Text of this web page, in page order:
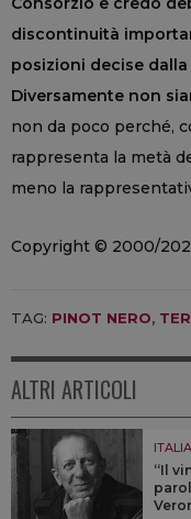
discontinuità
posizioni decise
Diversamente non
non da poco perché,
rappresenta la metà
meno la
Copyright © 2000/
TAG: PINOT NERO,
ALTRI ARTICOLI
ITALIA
“Il